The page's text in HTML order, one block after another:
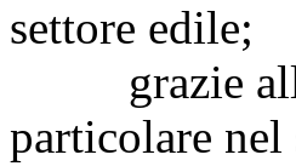
settore edile;
grazie alla
particolare